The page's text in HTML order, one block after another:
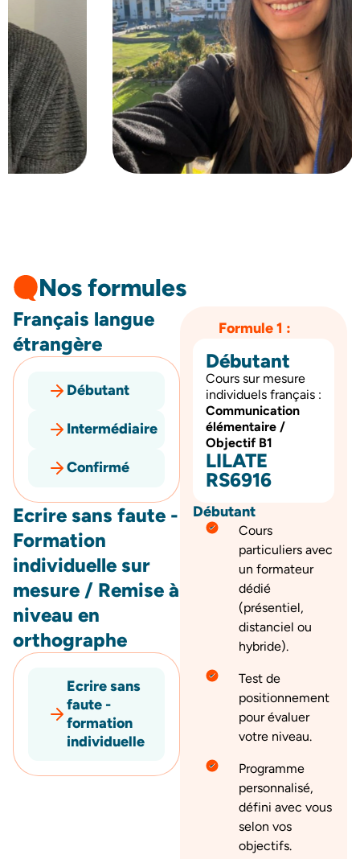
Nos formules
Français langue
étrangère
Débutant
Intermédiaire
Confirmé
Ecrire sans faute -
Formation
individuelle sur
mesure / Remise à
niveau en
orthographe
Ecrire sans
faute -
formation
individuelle
Formule 1 :
Débutant
Cours sur mesure
individuels français :
Communication
élémentaire /
Objectif B1
LILATE
RS6916
Débutant
Cours
particuliers avec
un formateur
dédié
(présentiel,
distanciel ou
hybride).
Test de
positionnement
pour évaluer
votre niveau.
Programme
personnalisé,
défini avec vous
selon vos
objectifs.